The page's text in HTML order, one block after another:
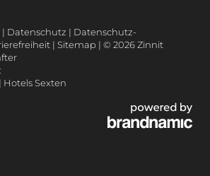
| Datenschutz | Datenschutz-
| Sitemap | © 2026 Zinnit
| Hotels Sexten